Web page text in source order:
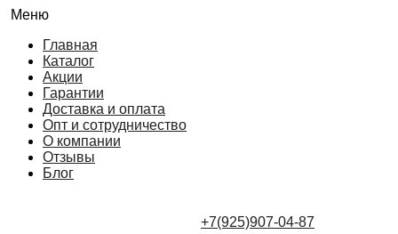
Меню
Главная
Каталог
Акции
Гарантии
Доставка и оплата
Опт и сотрудничество
О компании
Отзывы
Блог
+7(925)907-04-87